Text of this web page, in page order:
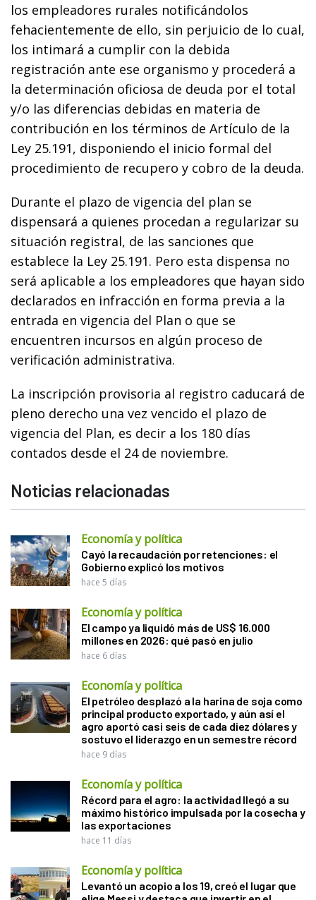
los empleadores rurales notificándolos
fehacientemente de ello, sin perjuicio de lo cual,
los intimará a cumplir con la debida
registración ante ese organismo y procederá a
la determinación oficiosa de deuda por el total
y/o las diferencias debidas en materia de
contribución en los términos de Artículo de la
Ley 25.191, disponiendo el inicio formal del
procedimiento de recupero y cobro de la deuda.
Durante el plazo de vigencia del plan se
dispensará a quienes procedan a regularizar su
situación registral, de las sanciones que
establece la Ley 25.191. Pero esta dispensa no
será aplicable a los empleadores que hayan sido
declarados en infracción en forma previa a la
entrada en vigencia del Plan o que se
encuentren incursos en algún proceso de
verificación administrativa.
La inscripción provisoria al registro caducará de
pleno derecho una vez vencido el plazo de
vigencia del Plan, es decir a los 180 días
contados desde el 24 de noviembre.
Noticias relacionadas
Economía y política
Cayó la recaudación por retenciones: el
Gobierno explicó los motivos
hace 5 días
Economía y política
El campo ya liquidó más de US$ 16.000
millones en 2026: qué pasó en julio
hace 6 días
Economía y política
El petróleo desplazó a la harina de soja como
principal producto exportado, y aún así el
agro aportó casi seis de cada diez dólares y
sostuvo el liderazgo en un semestre récord
hace 9 días
Economía y política
Récord para el agro: la actividad llegó a su
máximo histórico impulsada por la cosecha y
las exportaciones
hace 11 días
Economía y política
Levantó un acopio a los 19, creó el lugar que